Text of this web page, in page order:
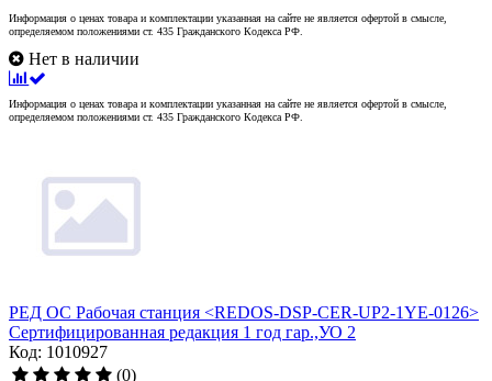
Информация о ценах товара и комплектации указанная на сайте не является офертой в смысле,
определяемом положениями ст. 435 Гражданского Кодекса РФ.
Нет в наличии
Информация о ценах товара и комплектации указанная на сайте не является офертой в смысле,
определяемом положениями ст. 435 Гражданского Кодекса РФ.
РЕД ОС Рабочая станция <REDOS-DSP-CER-UP2-1YE-0126>
Сертифицированная редакция 1 год гар.,УО 2
Код: 1010927
(0)